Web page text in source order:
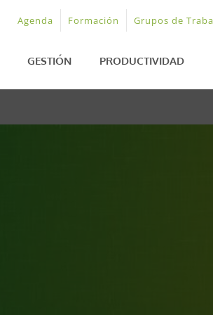
Agenda Formación Grupos de
GESTIÓN PRODUCTIVIDAD